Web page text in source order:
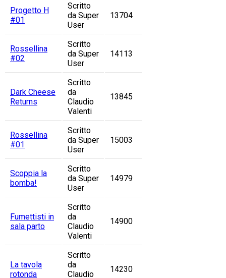
Progetto H
#01
Scritto
da Super
User
13704
Rossellina
#02
Scritto
da Super
User
14113
Dark Cheese
Returns
Scritto
da
Claudio
Valenti
13845
Rossellina
#01
Scritto
da Super
User
15003
Scoppia la
bomba!
Scritto
da Super
User
14979
Fumettisti in
sala parto
Scritto
da
Claudio
Valenti
14900
La tavola
rotonda
Scritto
da
Claudio
14230